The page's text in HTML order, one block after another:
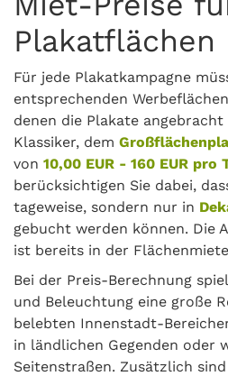
Plakatflächen
Für jede Plakatkampagne
entsprechenden
denen die Plakate
Klassiker, dem
von 10,00 EUR - 160 EUR pro
berücksichtigen Sie dabei,
tageweise, sondern nur in
gebucht werden können. Die
ist bereits in der
Bei der Preis-Berechnung
und Beleuchtung eine große
belebten Innenstadt-
in ländlichen Gegenden oder
Seitenstraßen. Zusätzlich